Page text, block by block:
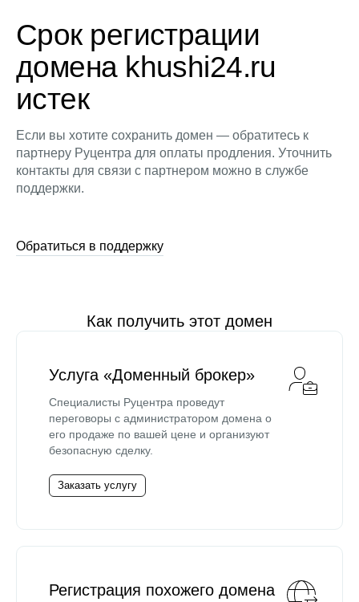
Срок регистрации
домена khushi24.ru
истек
Если вы хотите сохранить домен — обратитесь к
партнеру Руцентра для оплаты продления. Уточнить
контакты для связи с партнером можно в службе
поддержки.
Обратиться в поддержку
Как получить этот домен
Услуга «Доменный брокер»
Специалисты Руцентра проведут
переговоры с администратором домена о
его продаже по вашей цене и организуют
безопасную сделку.
Заказать услугу
Регистрация похожего домена